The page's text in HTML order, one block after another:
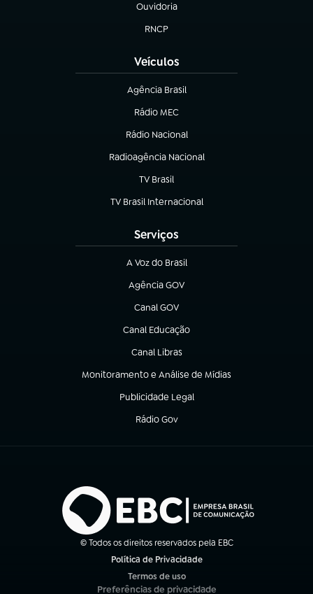
Ouvidoria
(abre em nova aba)
RNCP
(abre em nova aba)
Veículos
Agência Brasil
(abre em nova aba)
Rádio MEC
(abre em nova aba)
Rádio Nacional
Radioagência Nacional
(abre em nova aba)
TV Brasil
(abre em nova aba)
TV Brasil Internacional
(abre em nova aba)
Serviços
A Voz do Brasil
(abre em nova aba)
Agência GOV
(abre em nova aba)
Canal GOV
(abre em nova aba)
Canal Educação
(abre em nova aba)
Canal Libras
(abre em nova aba)
Monitoramento e Análise de Mídias
(abre em nova aba)
Publicidade Legal
(abre em nova aba)
Rádio Gov
(abre em nova aba)
© Todos os direitos reservados pela EBC
Política de Privacidade
Termos de uso
(abre em nova aba)
Preferências de privacidade